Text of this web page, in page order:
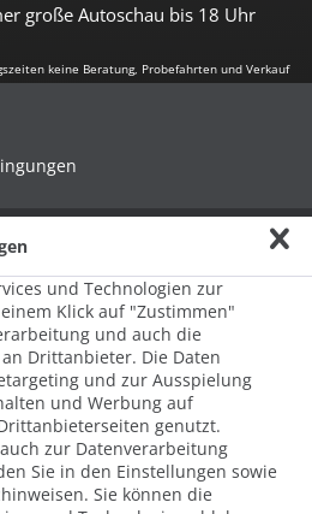
große Autoschau bis 18 Uhr
keine Beratung, Probefahrten und Verkauf
Deutschland
und Technologien zur
Klick auf "Zustimmen"
und auch die
Drittanbieter. Die Daten
und zur Ausspielung
und Werbung auf
genutzt.
zur Datenverarbeitung
Sie in den Einstellungen sowie
Sie können die